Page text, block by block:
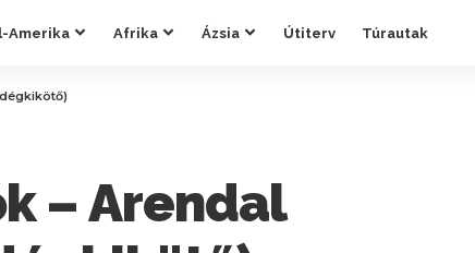
Amerika Afrika Ázsia Útiterv Túrautak
– Arendal